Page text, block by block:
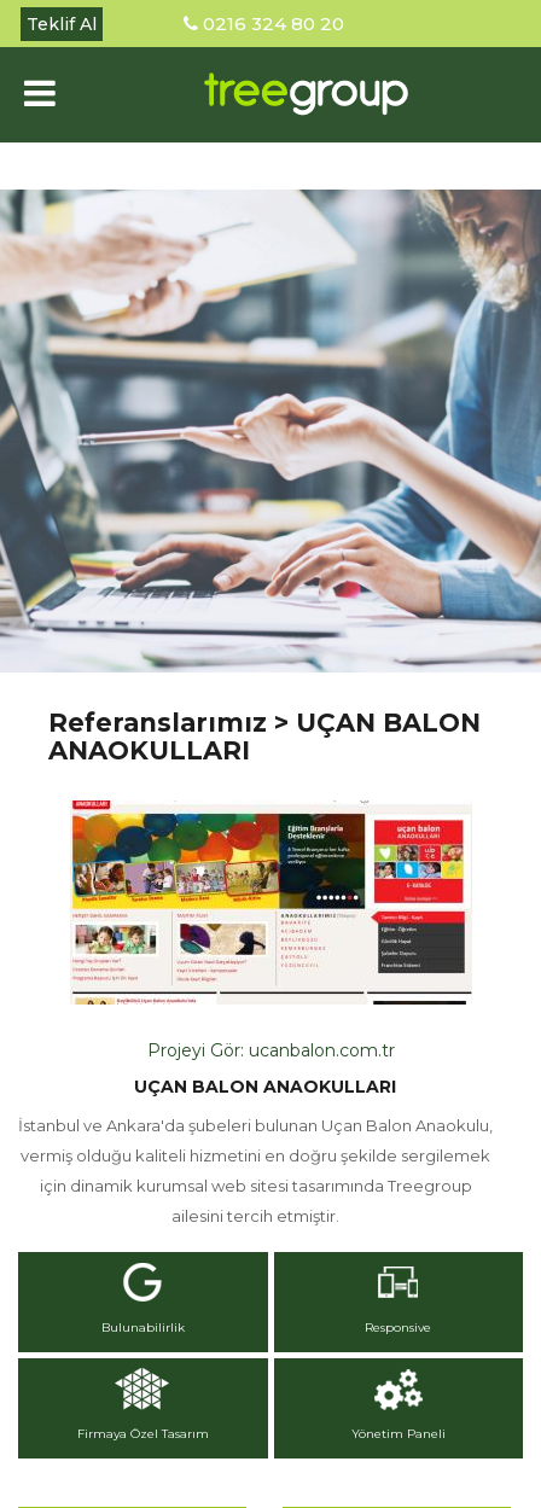
Teklif Al 0216 324 80 20
Referanslarımız > UÇAN BALON
ANAOKULLARI
Projeyi Gör: ucanbalon.com.tr
UÇAN BALON ANAOKULLARI
İstanbul ve Ankara'da şubeleri bulunan Uçan Balon Anaokulu,
vermiş olduğu kaliteli hizmetini en doğru şekilde sergilemek
için dinamik kurumsal web sitesi tasarımında Treegroup
ailesini tercih etmiştir.
Bulunabilirlik Responsive
Firmaya Özel Tasarım Yönetim Paneli